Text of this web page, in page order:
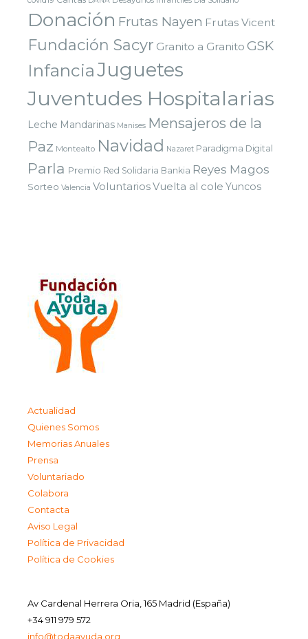
Donación Frutas Nayen Frutas Vicent
Fundación Sacyr Granito a Granito GSK
InfanciaJuguetes
Juventudes Hospitalarias
Leche Mandarinas Manises Mensajeros de la
Paz Montealto Navidad Nazaret Paradigma Digital
Parla Premio Red Solidaria Bankia Reyes Magos
Sorteo Valencia VoluntariosVuelta al cole Yuncos
Actualidad
Quienes Somos
Memorias Anuales
Prensa
Voluntariado
Colabora
Contacta
Aviso Legal
Política de Privacidad
Política de Cookies
Av Cardenal Herrera Oria, 165 Madrid (España)
+34 911 979 572
info@todaayuda.org